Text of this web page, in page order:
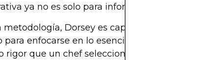
ya no es solo para informes de relaciones
metodología, Dorsey es capaz de cortar el ruido
para enfocarse en lo esencial, evaluando
rigor que un chef selecciona las trufas para su